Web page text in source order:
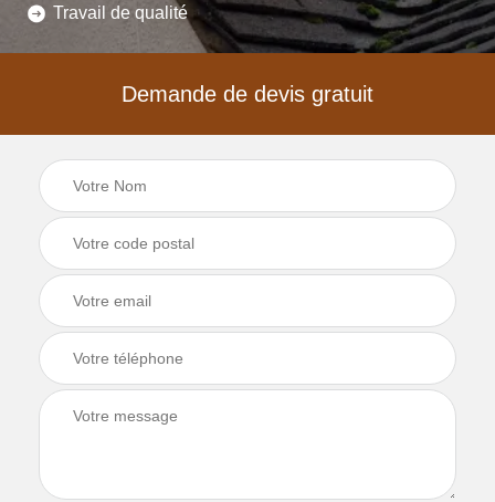
Travail de qualité
Demande de devis gratuit